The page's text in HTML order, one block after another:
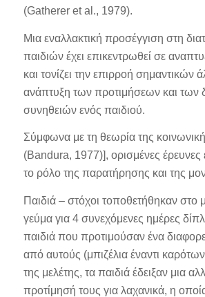
(Gatherer et al., 1979).
Μια εναλλακτική προσέγγιση στη
παιδιών έχει επικεντρωθεί σε
και τονίζει την επιρροή σημαντικών
ανάπτυξη των προτιμήσεων και των
συνηθειών ενός παιδιού.
Σύμφωνα με τη θεωρία της
(Bandura, 1977)], ορισμένες έρευνες
το ρόλο της παρατήρησης και της
Παιδιά – στόχοι τοποθετήθηκαν στο
γεύμα για 4 συνεχόμενες ημέρες
παιδιά που προτιμούσαν ένα
από αυτούς (μπιζέλια έναντι
της μελέτης, τα παιδιά έδειξαν μια
προτίμησή τους για λαχανικά, η